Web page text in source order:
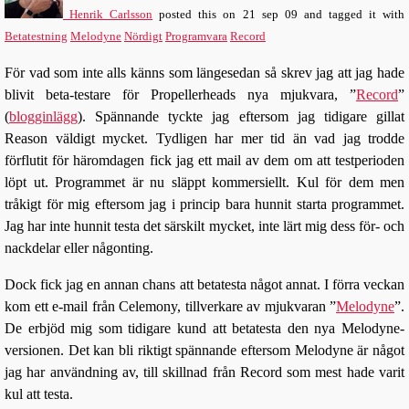
Henrik Carlsson posted thison 21 sep 09 and tagged it with
Betatestning Melodyne Nördigt Programvara Record
För vad som inte alls känns som längesedan så skrev jag att jag hade
blivit beta-testare för Propellerheads nya mjukvara, ”Record”
(blogginlägg). Spännande tyckte jag eftersom jag tidigare gillat
Reason väldigt mycket. Tydligen har mer tid än vad jag trodde
förflutit för häromdagen fick jag ett mail av dem om att testperioden
löpt ut. Programmet är nu släppt kommersiellt. Kul för dem men
tråkigt för mig eftersom jag i princip bara hunnit starta programmet.
Jag har inte hunnit testa det särskilt mycket, inte lärt mig dess för- och
nackdelar eller någonting.
Dock fick jag en annan chans att betatesta något annat. I förra veckan
kom ett e-mail från Celemony, tillverkare av mjukvaran ”Melodyne”.
De erbjöd mig som tidigare kund att betatesta den nya Melodyne-
versionen. Det kan bli riktigt spännande eftersom Melodyne är något
jag har användning av, till skillnad från Record som mest hade varit
kul att testa.